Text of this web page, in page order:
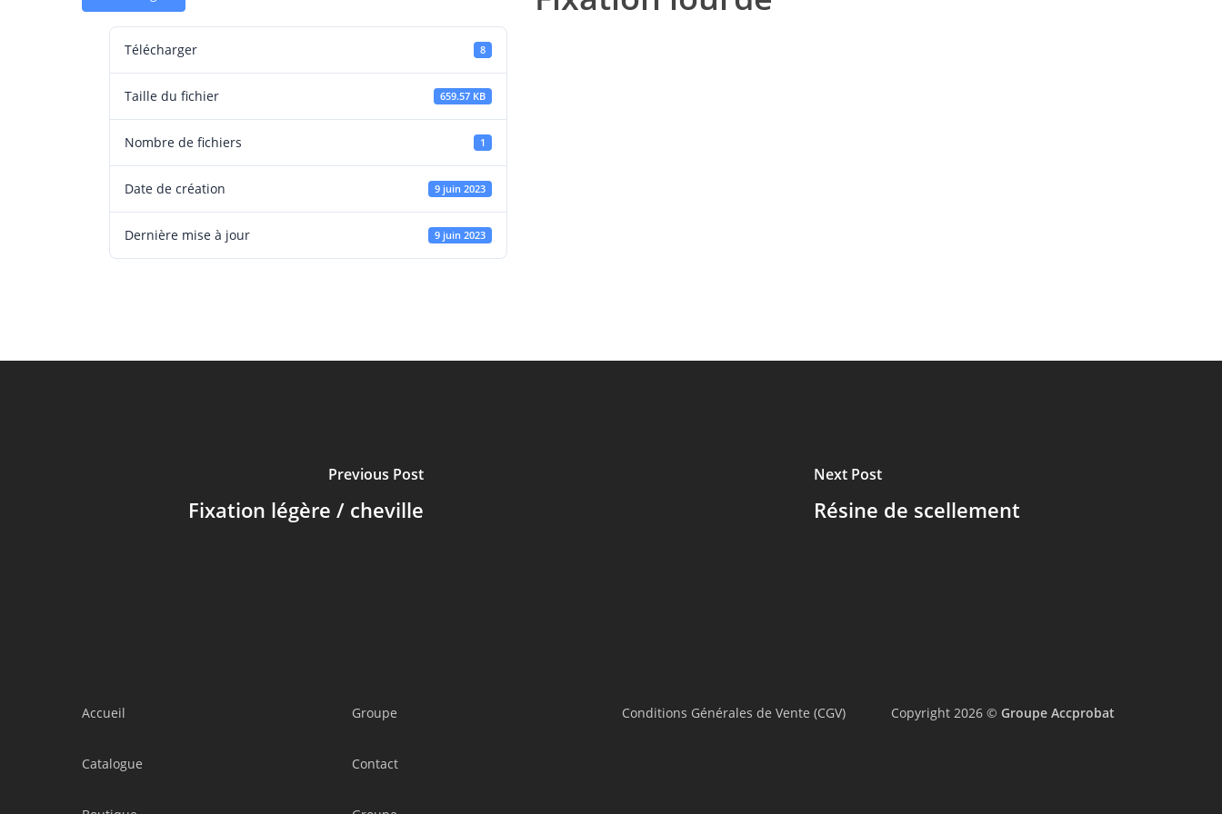
Télécharger 8
Taille du fichier 659.57 KB
Nombre de fichiers 1
Date de création 9 juin 2023
Dernière mise à jour 9 juin 2023
Previous Post
Fixation légère / cheville
Next Post
Résine de scellement
Accueil
Catalogue
Groupe
Contact
Conditions Générales de Vente (CGV) Copyright 2026 © Groupe Accprobat